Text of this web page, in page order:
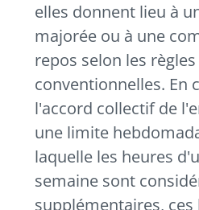
elles donnent lieu à
majorée ou à une
repos selon les
conventionnelles. En
l'accord collectif de
une limite
laquelle les heures
semaine sont
supplémentaires,